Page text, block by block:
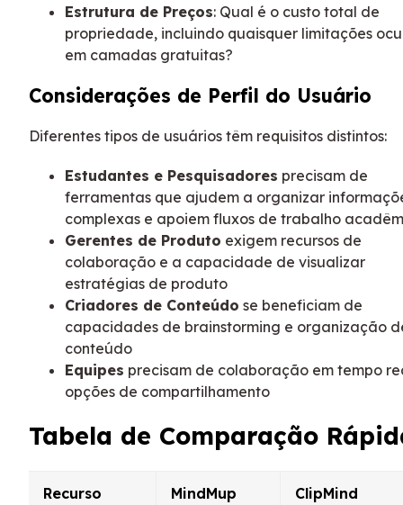
Estrutura de Preços: Qual é o custo total de
propriedade, incluindo quaisquer limitações
em camadas gratuitas?
Considerações de Perfil do Usuário
Diferentes tipos de usuários têm requisitos distintos:
Estudantes e Pesquisadores precisam de
ferramentas que ajudem a organizar
complexas e apoiem fluxos de trabalho
Gerentes de Produto exigem recursos de
colaboração e a capacidade de visualizar
estratégias de produto
Criadores de Conteúdo se beneficiam de
capacidades de brainstorming e organização
conteúdo
Equipes precisam de colaboração em tempo
opções de compartilhamento
Tabela de Comparação
Recurso MindMup ClipMind